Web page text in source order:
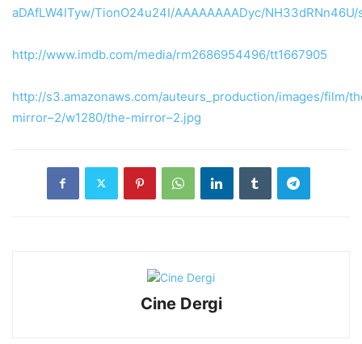
aDAfLW4ITyw/TionO24u24I/AAAAAAAADyc/
http://www.imdb.com/media/rm2686954496/tt1667905
http://s3.amazonaws.com/auteurs_production/images/film/
mirror–2/w1280/the-mirror–2.jpg
Cine Dergi